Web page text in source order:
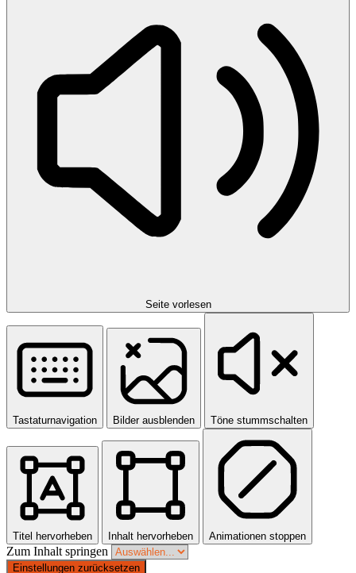
Seite vorlesen
Tastaturnavigation Bilder ausblenden Töne stummschalten
Titel hervorheben Inhalt hervorheben Animationen stoppen
Zum Inhalt springen
Einstellungen zurücksetzen